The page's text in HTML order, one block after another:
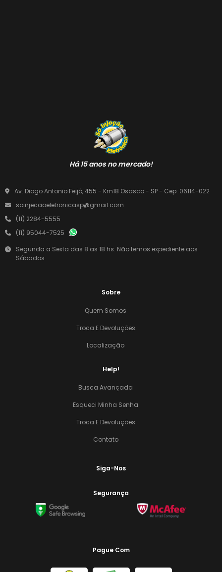
Há 15 anos no mercado!
Av. Diogo Antonio Feijó, 455 - Km18 Osasco - SP - Cep: 06114-022
soinjecaoeletronicasp@gmail.com
(11) 2284-5555
(11) 95044-7525
Segunda a Sexta das 8 as 18 hs. Não temos expediente aos
Sábados
Sobre
Quem Somos
Troca E Devoluções
Localização
Help!
Busca Avançada
Esqueci Minha Senha
Troca E Devoluções
Contato
Siga-Nos
Segurança
Pague Com